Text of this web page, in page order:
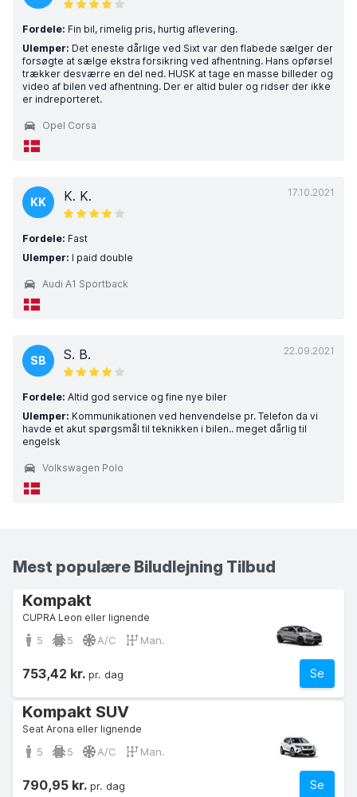
Fordele: Fin bil, rimelig pris, hurtig aflevering.
Ulemper: Det eneste dårlige ved Sixt var den flabede sælger der
forsøgte at sælge ekstra forsikring ved afhentning. Hans opførsel
trækker desværre en del ned. HUSK at tage en masse billeder og
video af bilen ved afhentning. Der er altid buler og ridser der ikke
er indreporteret.
Opel Corsa
17.10.2021
KK K. K.
Fordele: Fast
Ulemper: I paid double
Audi A1 Sportback
22.09.2021
SB S. B.
Fordele: Altid god service og fine nye biler
Ulemper: Kommunikationen ved henvendelse pr. Telefon da vi
havde et akut spørgsmål til teknikken i bilen.. meget dårlig til
engelsk
Volkswagen Polo
Mest populære Biludlejning Tilbud
Kompakt
CUPRA Leon eller lignende
5 5 A/C Man.
Se
753,42 kr. pr. dag
Kompakt SUV
Seat Arona eller lignende
5 5 A/C Man.
Se
790,95 kr. pr. dag